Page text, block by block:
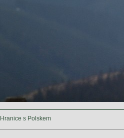
Hranice s Polskem